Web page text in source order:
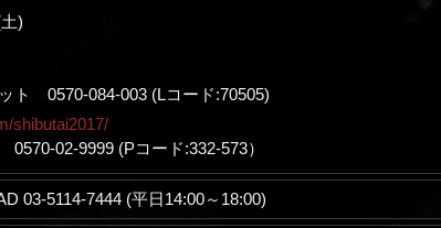
)
ト 0570-084-003 (Lコード:70505)
shibutai2017/
02-9999 (Pコード:332-573）
03-5114-7444 (平日14:00～18:00)